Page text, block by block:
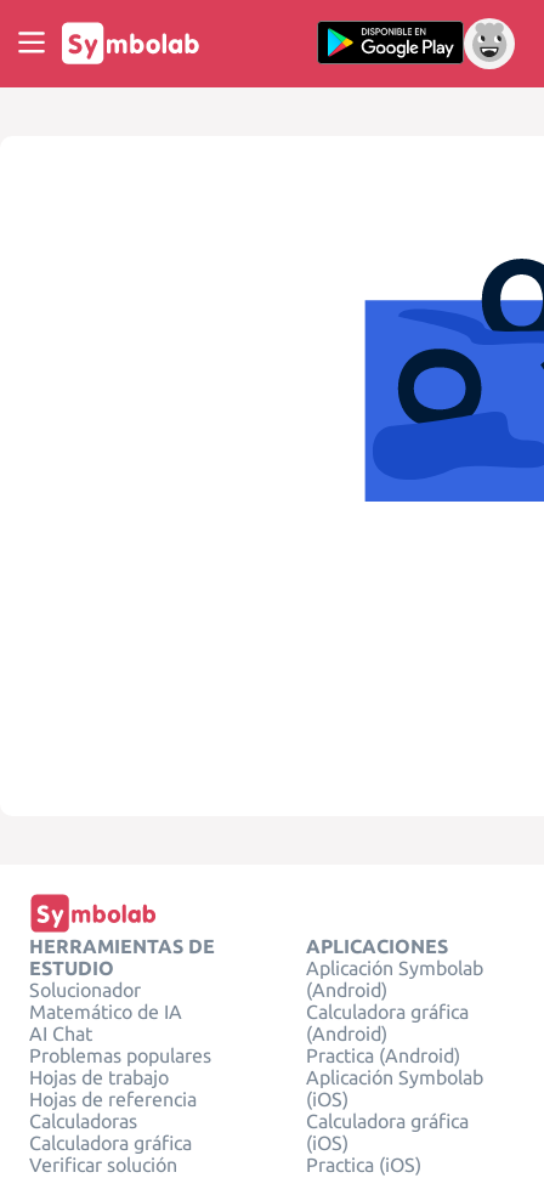
HERRAMIENTAS DE
ESTUDIO
Solucionador
Matemático de IA
AI Chat
Problemas populares
Hojas de trabajo
Hojas de referencia
Calculadoras
Calculadora gráfica
Verificar solución
APLICACIONES
Aplicación Symbolab
(Android)
Calculadora gráfica
(Android)
Practica (Android)
Aplicación Symbolab
(iOS)
Calculadora gráfica
(iOS)
Practica (iOS)